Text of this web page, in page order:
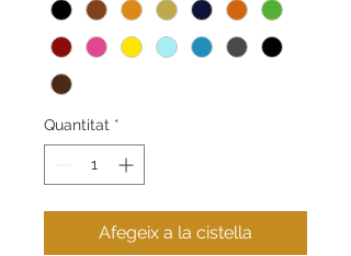
Quantitat *
Afegeix a la cistella